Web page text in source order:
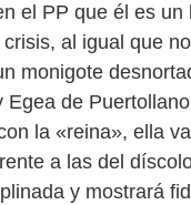
el PP que él es un
al igual que
monigote
Egea de
la «reina», ella
a las del
y mostrará